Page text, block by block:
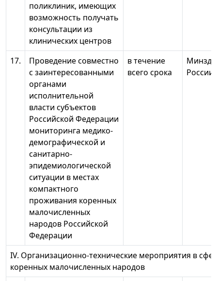
поликлиник, имеющих
возможность получать
консультации из
клинических центров
17.
Проведение совместно
с заинтересованными
органами
исполнительной
власти субъектов
Российской Федерации
мониторинга медико-
демографической и
санитарно-
эпидемиологической
ситуации в местах
компактного
проживания коренных
малочисленных
народов Российской
Федерации
в течение
всего срока
России
IV. Организационно-технические мероприятия в
коренных малочисленных народов